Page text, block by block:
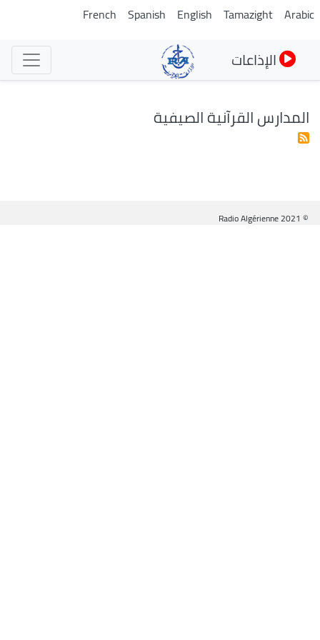
تجاوز
Arabic
Tamazight
English
Spanish
French
الإذاعات
المدارس القرآنية الصيفية
© Radio Algérienne 2021